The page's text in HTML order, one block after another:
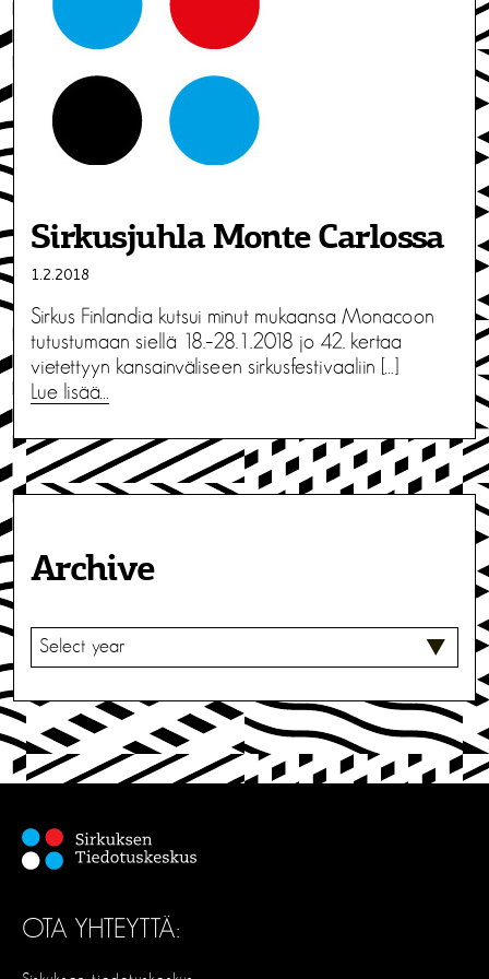
Sirkusjuhla Monte Carlossa
1.2.2018
Sirkus Finlandia kutsui minut mukaansa Monacoon
tutustumaan siellä 18.–28.1.2018 jo 42. kertaa
vietettyyn kansainväliseen sirkusfestivaaliin […]
Lue lisää…
Archive
V
I
S
E
OTA YHTEYTTÄ: